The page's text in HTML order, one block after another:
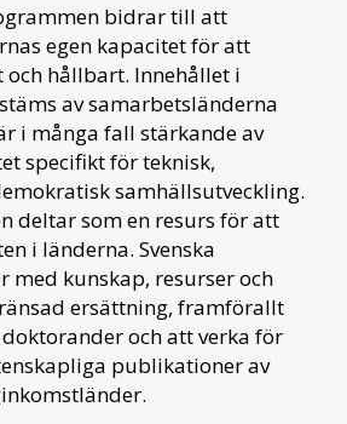
bidrar till att
egen kapacitet för att
och hållbart. Innehållet i
av samarbetsländerna
i många fall stärkande av
specifikt för teknisk,
samhällsutveckling.
deltar som en resurs för att
i länderna. Svenska
med kunskap, resurser och
ersättning, framförallt
och att verka för
publikationer av